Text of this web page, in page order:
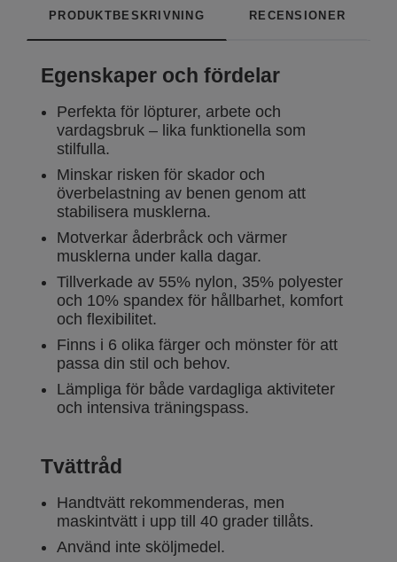
PRODUKTBESKRIVNING RECENSIONER
Egenskaper och fördelar
Perfekta för löpturer, arbete och
vardagsbruk – lika funktionella som
stilfulla.
Minskar risken för skador och
överbelastning av benen genom att
stabilisera musklerna.
Motverkar åderbråck och värmer
musklerna under kalla dagar.
Tillverkade av 55% nylon, 35% polyester
och 10% spandex för hållbarhet, komfort
och flexibilitet.
Finns i 6 olika färger och mönster för att
passa din stil och behov.
Lämpliga för både vardagliga aktiviteter
och intensiva träningspass.
Tvättråd
Handtvätt rekommenderas, men
maskintvätt i upp till 40 grader tillåts.
Använd inte sköljmedel.